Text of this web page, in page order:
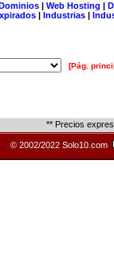
| Web Hosting |
| Industrias |
[Pág.
** Precios
© 2002/2022 Solo10.com